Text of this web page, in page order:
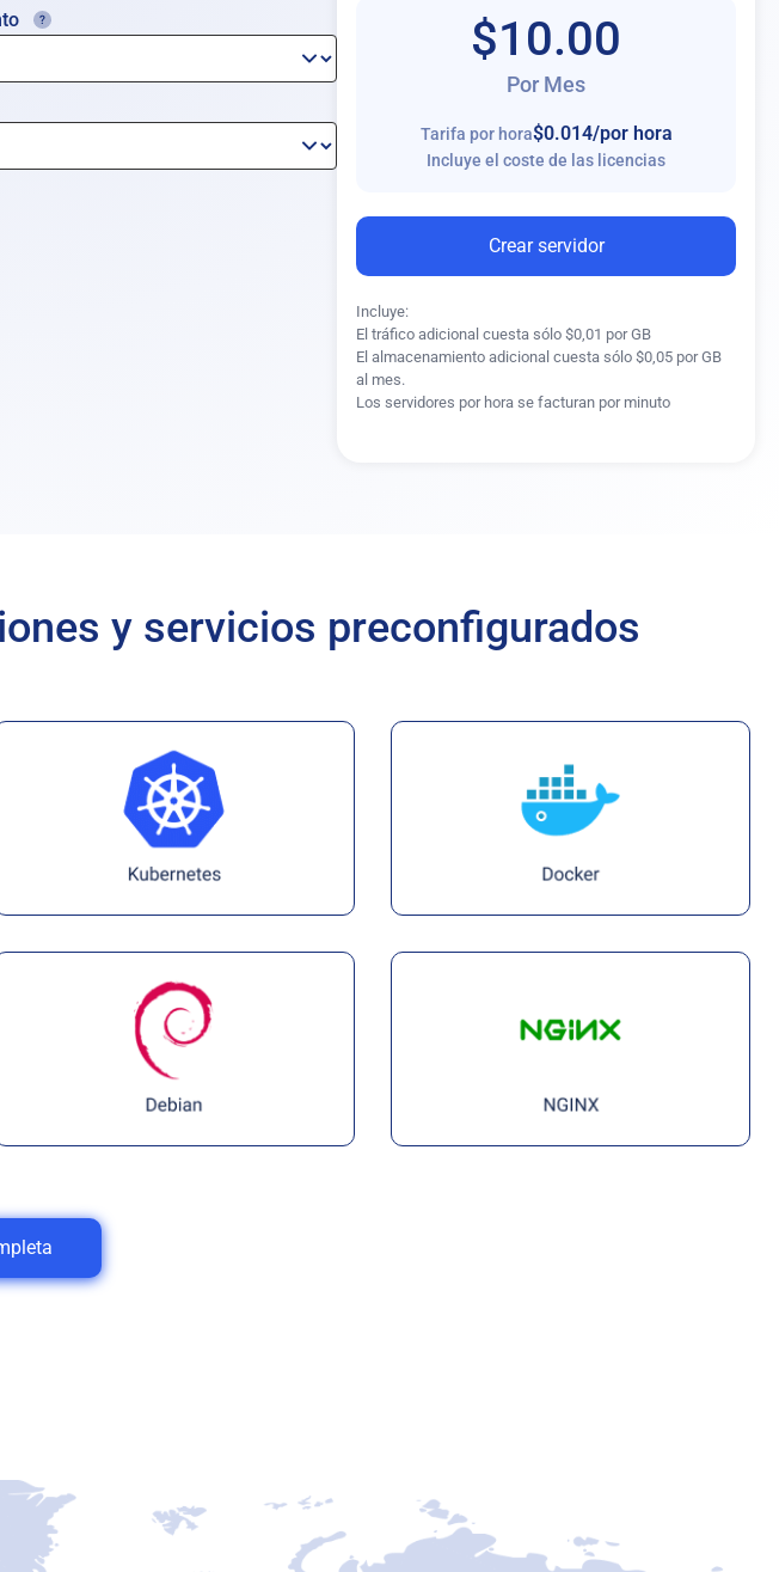
$10.00
Por Mes
Tarifa por hora$0.014/por hora
Incluye el coste de las licencias
Crear servidor
Incluye:
El tráfico adicional cuesta sólo $0,01 por GB
El almacenamiento adicional cuesta sólo $0,05 por GB
al mes.
Los servidores por hora se facturan por minuto
y servicios preconfigurados